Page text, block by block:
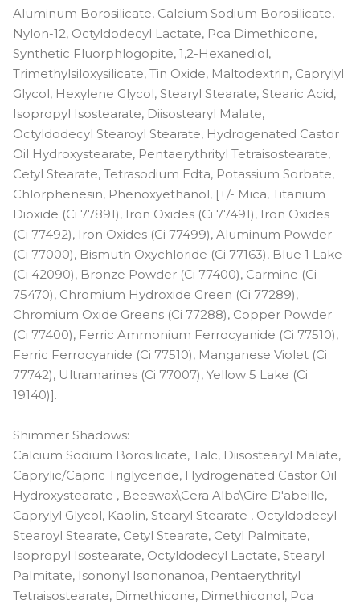
Aluminum Borosilicate, Calcium Sodium Borosilicate,
Nylon-12, Octyldodecyl Lactate, Pca Dimethicone,
Synthetic Fluorphlogopite, 1,2-Hexanediol,
Trimethylsiloxysilicate, Tin Oxide, Maltodextrin, Caprylyl
Glycol, Hexylene Glycol, Stearyl Stearate, Stearic Acid,
Isopropyl Isostearate, Diisostearyl Malate,
Octyldodecyl Stearoyl Stearate, Hydrogenated Castor
Oil Hydroxystearate, Pentaerythrityl Tetraisostearate,
Cetyl Stearate, Tetrasodium Edta, Potassium Sorbate,
Chlorphenesin, Phenoxyethanol, [+/- Mica, Titanium
Dioxide (Ci 77891), Iron Oxides (Ci 77491), Iron Oxides
(Ci 77492), Iron Oxides (Ci 77499), Aluminum Powder
(Ci 77000), Bismuth Oxychloride (Ci 77163), Blue 1 Lake
(Ci 42090), Bronze Powder (Ci 77400), Carmine (Ci
75470), Chromium Hydroxide Green (Ci 77289),
Chromium Oxide Greens (Ci 77288), Copper Powder
(Ci 77400), Ferric Ammonium Ferrocyanide (Ci 77510),
Ferric Ferrocyanide (Ci 77510), Manganese Violet (Ci
77742), Ultramarines (Ci 77007), Yellow 5 Lake (Ci
19140)].
Shimmer Shadows:
Calcium Sodium Borosilicate, Talc, Diisostearyl Malate,
Caprylic/Capric Triglyceride, Hydrogenated Castor Oil
Hydroxystearate , Beeswax\Cera Alba\Cire D'abeille,
Caprylyl Glycol, Kaolin, Stearyl Stearate , Octyldodecyl
Stearoyl Stearate, Cetyl Stearate, Cetyl Palmitate,
Isopropyl Isostearate, Octyldodecyl Lactate, Stearyl
Palmitate, Isononyl Isononanoa, Pentaerythrityl
Tetraisostearate, Dimethicone, Dimethiconol, Pca